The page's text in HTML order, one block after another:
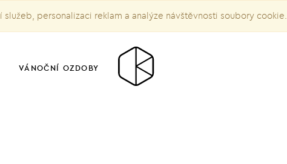
personalizaci reklam a analýze návštěvnosti soubory cookie.
VÁNOČNÍ OZDOBY